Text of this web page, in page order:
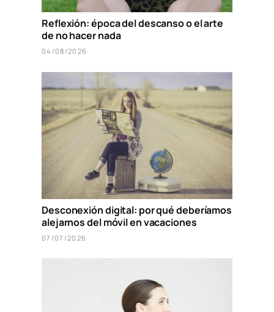
Reflexión: época del descanso o el arte
de no hacer nada
04/08/2026
Desconexión digital: por qué deberíamos
alejarnos del móvil en vacaciones
07/07/2026